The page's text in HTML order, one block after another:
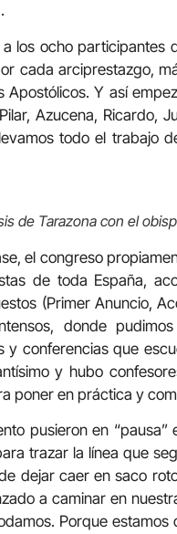
los ocho participantes
cada arciprestazgo,
Apostólicos. Y así
Azucena, Ricardo,
todo el trabajo
de Tarazona con el
el congreso
de toda España,
(Primer Anuncio,
donde
y conferencias que
y hubo
poner en práctica y
pusieron en
trazar la línea que
dejar caer en saco
a caminar en
Porque